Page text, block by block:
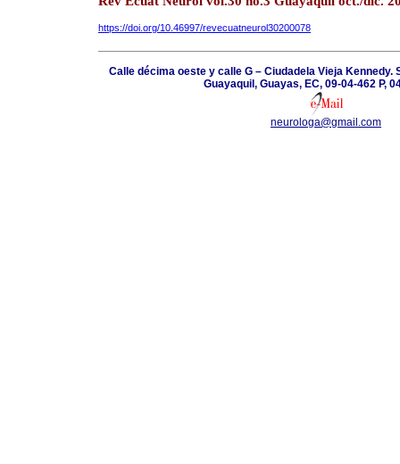
https://doi.org/10.46997/revecuatneurol30200078
Calle décima oeste y calle G – Ciudadela Vieja Kennedy.
Guayaquil, Guayas, EC, 09-04-462 P,
neurologa@gmail.com